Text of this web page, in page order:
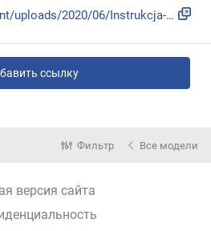
https://maan.pl/wp-content/uploads/2020/06/Instrukcja-Coron...
ссылку
Фильтр Все модели
версия сайта